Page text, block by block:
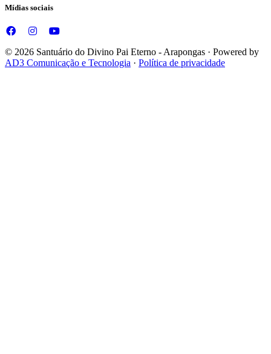
Mídias sociais
© 2026 Santuário do Divino Pai Eterno - Arapongas · Powered by
AD3 Comunicação e Tecnologia · Política de privacidade